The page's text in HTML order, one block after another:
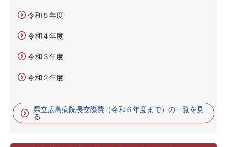
令和５年度
令和４年度
令和３年度
令和２年度
県立広島病院長交際費（令和６年度まで）の一覧を見
る